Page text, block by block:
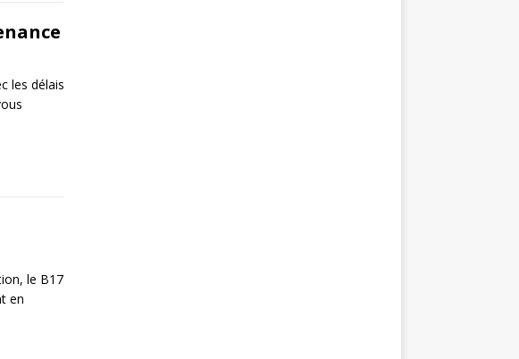
les délais
le B17
en